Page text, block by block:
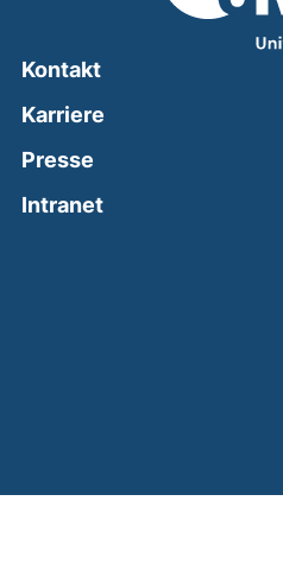
Kontakt
Karriere
Presse
Intranet(external link,